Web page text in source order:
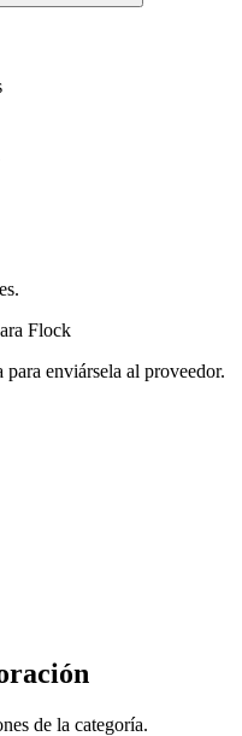
Flock
enviársela al proveedor.
de la categoría.